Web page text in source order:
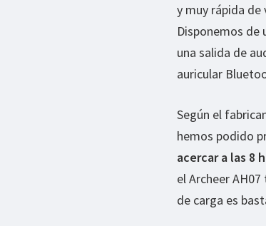
y muy rápida de
Disponemos
una salida de
auricular
Según el
hemos podido
acercar a las 8
el Archeer
de carga es